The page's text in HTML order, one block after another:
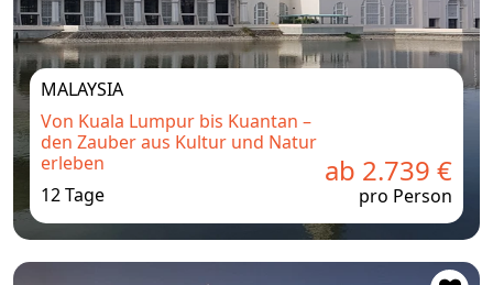
MALAYSIA
Von Kuala Lumpur bis Kuantan –
den Zauber aus Kultur und Natur
erleben
12 Tage
ab 2.739 €
pro Person